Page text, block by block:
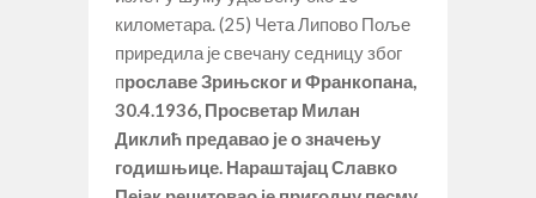
километара. (25) Чета Липово Поље
приредила је свечану седницу због
прославе Зрињског и Франкопана,
30.4.1936, Просветар Милан
Диклић предавао је о значењу
годишњице. Нараштајац Славко